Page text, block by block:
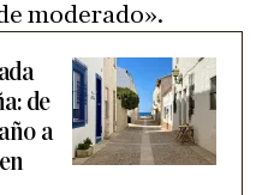
moderado».
de
a